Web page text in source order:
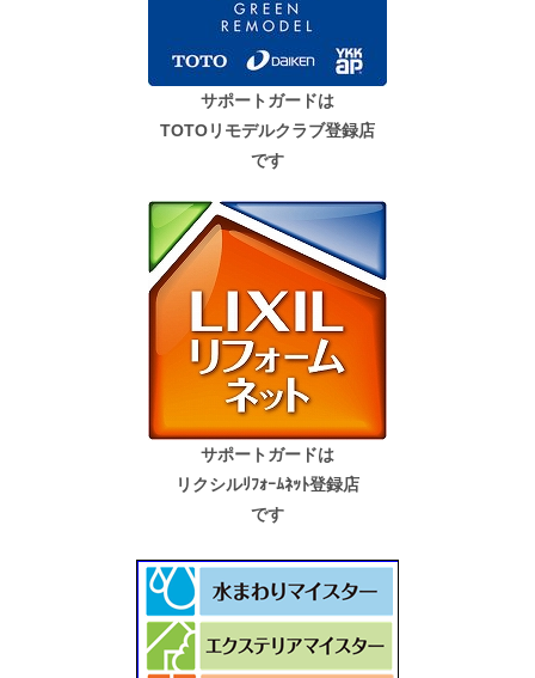
サポートガードは
TOTOリモデルクラブ登録店
です
サポートガードは
リクシルﾘﾌｫｰﾑﾈｯﾄ登録店
です